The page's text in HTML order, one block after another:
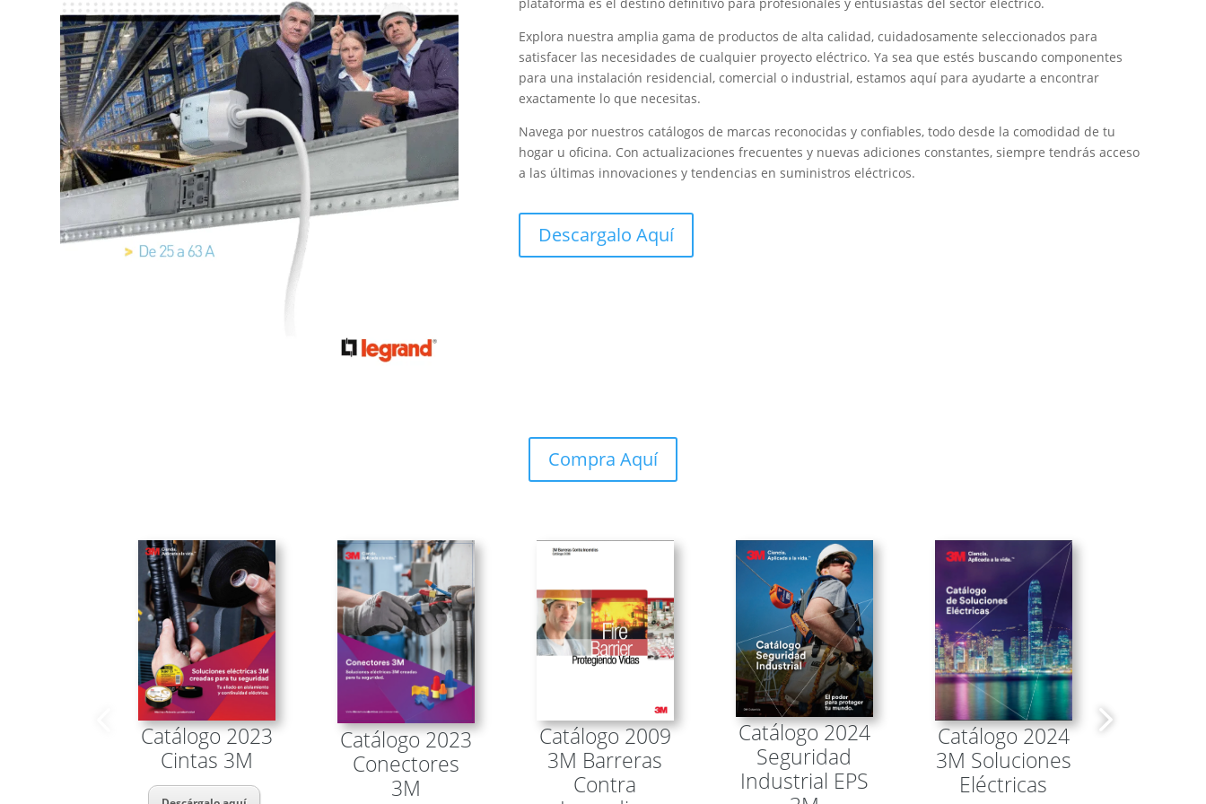
Explora nuestra amplia gama de productos de alta calidad, cuidadosamente seleccionados para
satisfacer las necesidades de cualquier proyecto eléctrico. Ya sea que estés buscando componentes
para una instalación residencial, comercial o industrial, estamos aquí para ayudarte a encontrar
exactamente lo que necesitas.
Navega por nuestros catálogos de marcas reconocidas y confiables, todo desde la comodidad de tu
hogar u oficina. Con actualizaciones frecuentes y nuevas adiciones constantes, siempre tendrás acceso
a las últimas innovaciones y tendencias en suministros eléctricos.
Descargalo Aquí
Compra Aquí
Catálogo 2023
Cintas 3M
Catálogo 2023
Conectores
3M
Catálogo 2009
3M Barreras
Contra
Catálogo 2024
Seguridad
Industrial EPS
Catálogo 2024
3M Soluciones
Eléctricas